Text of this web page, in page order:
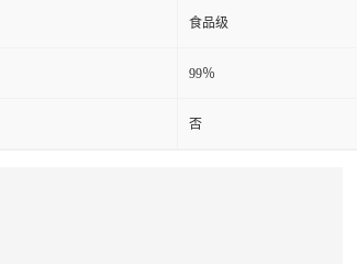
食品级
99％
否